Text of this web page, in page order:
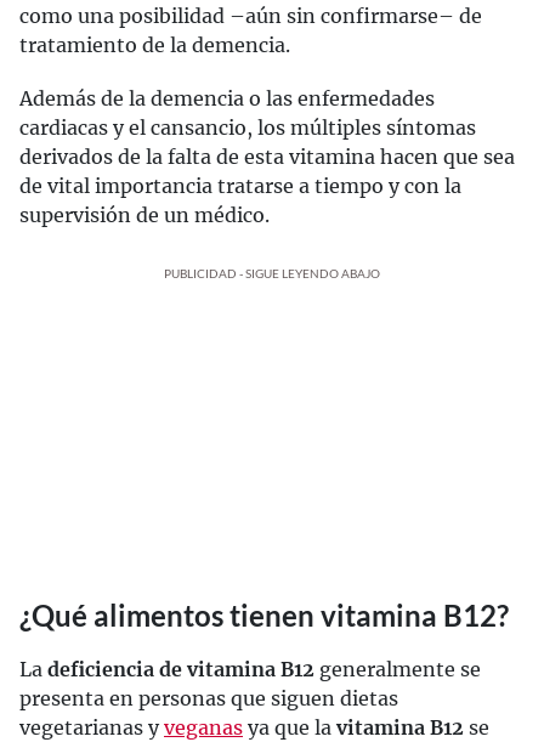
como una posibilidad –aún sin confirmarse– de
tratamiento de la demencia.
Además de la demencia o las enfermedades
cardiacas y el cansancio, los múltiples síntomas
derivados de la falta de esta vitamina hacen que sea
de vital importancia tratarse a tiempo y con la
supervisión de un médico.
PUBLICIDAD - SIGUE LEYENDO ABAJO
¿Qué alimentos tienen vitamina B12?
La deficiencia de vitamina B12 generalmente se
presenta en personas que siguen dietas
vegetarianas yveganas ya que la vitamina B12 se